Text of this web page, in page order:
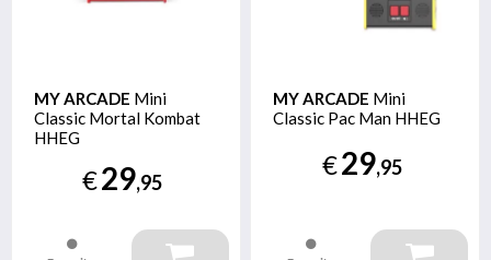
MY ARCADE Mini
Classic Mortal Kombat
HHEG
€29,95
MY ARCADE Mini
Classic Pac Man HHEG
€29,95